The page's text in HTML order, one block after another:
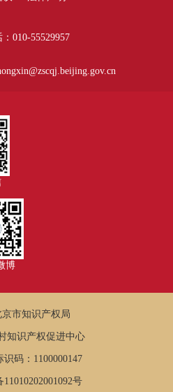
010-55529957
博
市知识产权局
知识产权促进中心
码：1100000147
号